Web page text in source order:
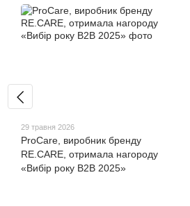
29 травня 2026
ProCare, виробник бренду
RE.CARE, отримала нагороду
«Вибір року B2B 2025»